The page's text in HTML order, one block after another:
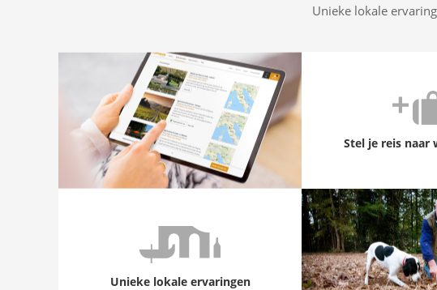
Unieke lokale
Stel je reis naar
Unieke lokale ervaringen